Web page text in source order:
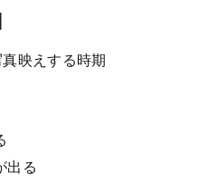
映えする時期
出る